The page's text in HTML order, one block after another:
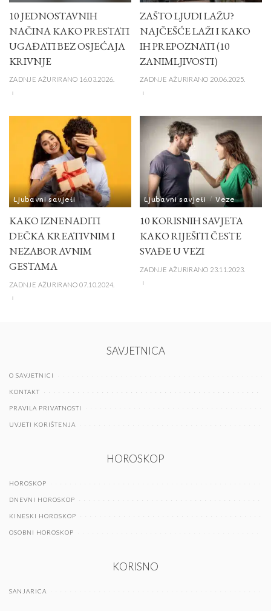
10 JEDNOSTAVNIH
NAČINA KAKO PRESTATI
UGAĐATI BEZ OSJEĆAJA
KRIVNJE
ZADNJE AŽURIRANO 16.03.2026.
ZAŠTO LJUDI LAŽU?
NAJČEŠĆE LAŽI I KAKO
IH PREPOZNATI (10
ZANIMLJIVOSTI)
ZADNJE AŽURIRANO 20.06.2025.
Ljubavni savjeti
KAKO IZNENADITI
DEČKA KREATIVNIM I
NEZABORAVNIM
GESTAMA
ZADNJE AŽURIRANO 07.10.2024.
Ljubavni savjeti Veze
10 KORISNIH SAVJETA
KAKO RIJEŠITI ČESTE
SVAĐE U VEZI
ZADNJE AŽURIRANO 23.11.2023.
SAVJETNICA
O SAVJETNICI
KONTAKT
PRAVILA PRIVATNOSTI
UVJETI KORIŠTENJA
HOROSKOP
HOROSKOP
DNEVNI HOROSKOP
KINESKI HOROSKOP
OSOBNI HOROSKOP
KORISNO
SANJARICA